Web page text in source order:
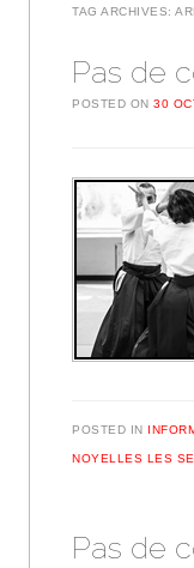
TAG ARCHIVES:
Pas de
POSTED ON30
POSTED IN
NOYELLES LES
Pas de